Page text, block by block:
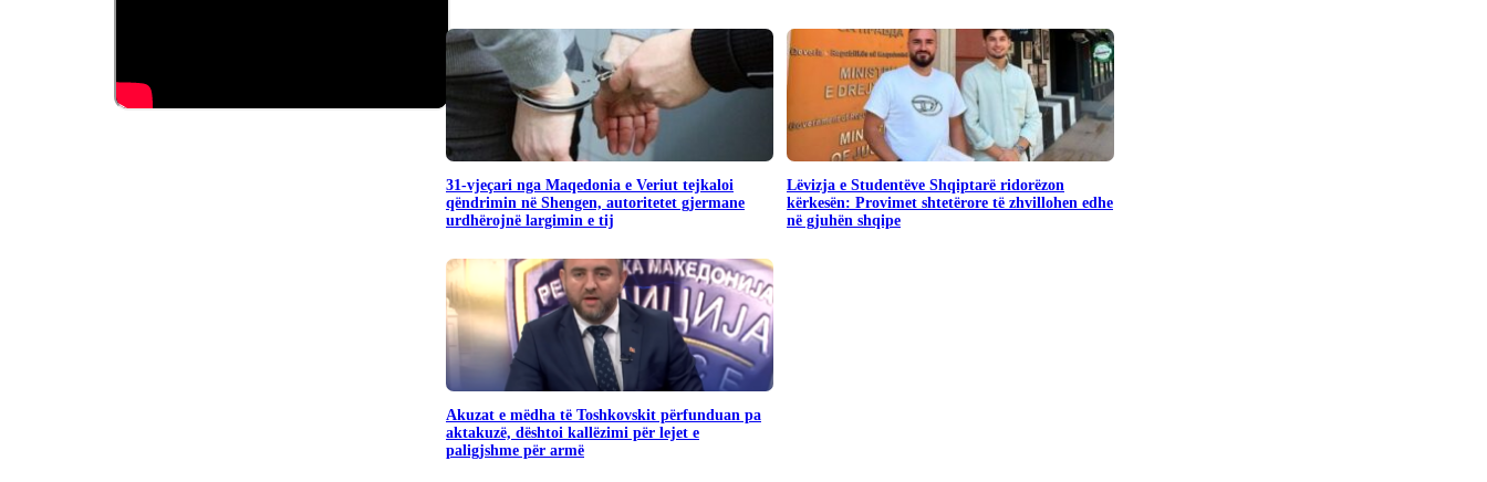
31-vjeçari nga Maqedonia e Veriut tejkaloi
qëndrimin në Shengen, autoritetet gjermane
urdhërojnë largimin e tij
Lëvizja e Studentëve Shqiptarë ridorëzon
kërkesën: Provimet shtetërore të zhvillohen edhe
në gjuhën shqipe
Akuzat e mëdha të Toshkovskit përfunduan pa
aktakuzë, dështoi kallëzimi për lejet e
paligjshme për armë